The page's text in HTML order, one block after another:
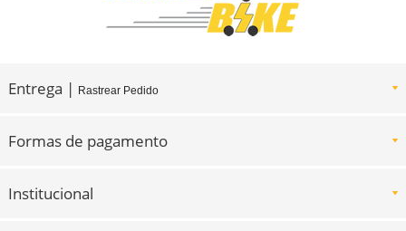
Entrega | Rastrear Pedido
Formas de pagamento
Institucional